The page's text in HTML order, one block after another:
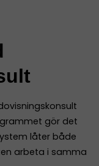
gör det
låter både
arbeta i samma